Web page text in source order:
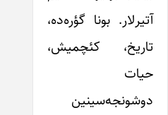
آتیرلار. بونا گؤره‌ده،
تاریخ، کئچمیش،
حیات
دوشونجه‌سینین